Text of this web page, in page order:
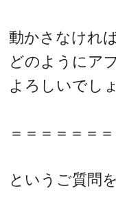
動かさなけれ
どのようにア
よろしいでし
＝＝＝＝＝＝
というご質問